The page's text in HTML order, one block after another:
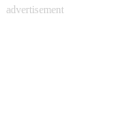
advertisement